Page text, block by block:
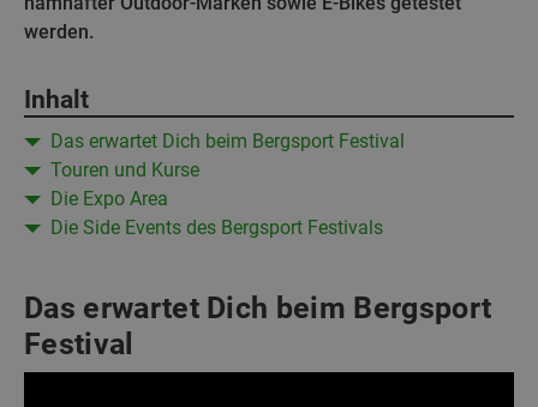
werden.
Inhalt
Das erwartet Dich beim Bergsport Festival
Touren und Kurse
Die Expo Area
Die Side Events des Bergsport Festivals
Das erwartet Dich beim Bergsport
Festival